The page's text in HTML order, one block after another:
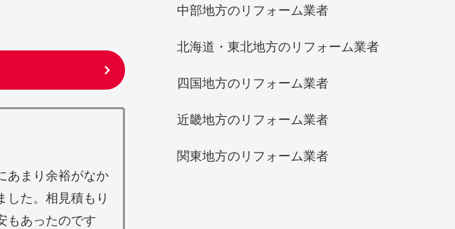
あまり余裕がなか
した。相見積もり
もあったのです
中部地方のリフォーム業者
北海道・東北地方のリフォーム業者
四国地方のリフォーム業者
近畿地方のリフォーム業者
関東地方のリフォーム業者